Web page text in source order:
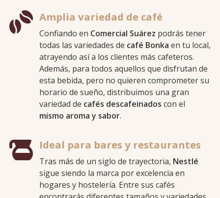
Amplia variedad de café
Confiando en Comercial Suárez podrás tener
todas las variedades de café Bonka en tu local,
atrayendo así a los clientes más cafeteros.
Además, para todos aquellos que disfrutan de
esta bebida, pero no quieren comprometer su
horario de sueño, distribuimos una gran
variedad de cafés descafeinados con el
mismo aroma y sabor.
Ideal para bares y restaurantes
Tras más de un siglo de trayectoria, Nestlé
sigue siendo la marca por excelencia en
hogares y hostelería. Entre sus cafés